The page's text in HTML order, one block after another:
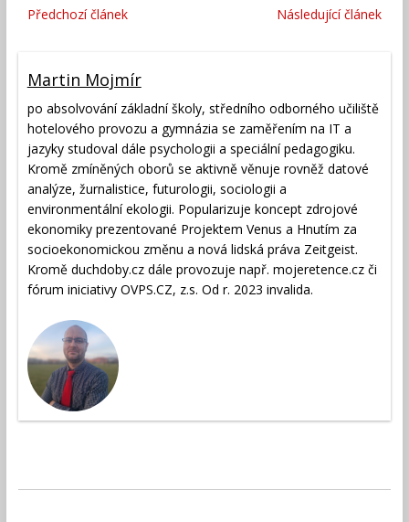
Předchozí článek Následující článek
Martin Mojmír
po absolvování základní školy, středního odborného učiliště
hotelového provozu a gymnázia se zaměřením na IT a
jazyky studoval dále psychologii a speciální pedagogiku.
Kromě zmíněných oborů se aktivně věnuje rovněž datové
analýze, žurnalistice, futurologii, sociologii a
environmentální ekologii. Popularizuje koncept zdrojové
ekonomiky prezentované Projektem Venus a Hnutím za
socioekonomickou změnu a nová lidská práva Zeitgeist.
Kromě duchdoby.cz dále provozuje např. mojeretence.cz či
fórum iniciativy OVPS.CZ, z.s. Od r. 2023 invalida.